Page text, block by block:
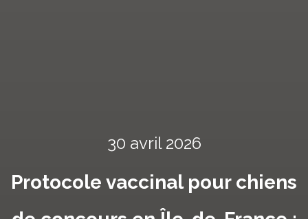
30 avril 2026
Protocole vaccinal pour chiens